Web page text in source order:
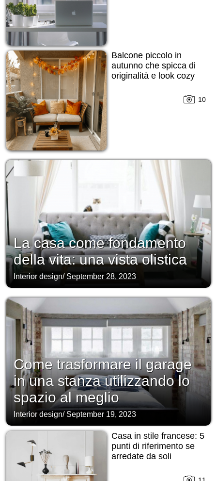
Balcone piccolo in
autunno che spicca di
originalità e look cozy
10
La casa come fondamento
della vita: una vista olistica
Interior design/ September 28, 2023
Come trasformare il garage
in una stanza utilizzando lo
spazio al meglio
Interior design/ September 19, 2023
Casa in stile francese: 5
punti di riferimento se
arredate da soli